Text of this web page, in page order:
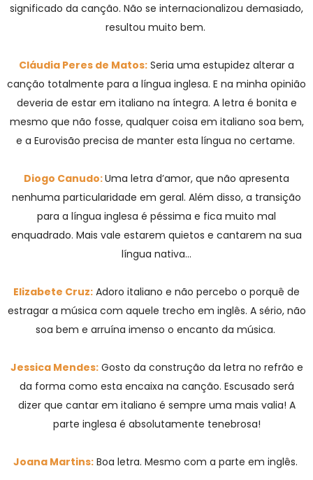
significado da canção. Não se internacionalizou demasiado,
resultou muito bem.
Cláudia Peres de Matos: Seria uma estupidez alterar a
canção totalmente para a língua inglesa. E na minha opinião
deveria de estar em italiano na íntegra. A letra é bonita e
mesmo que não fosse, qualquer coisa em italiano soa bem,
e a Eurovisão precisa de manter esta língua no certame.
Diogo Canudo:Uma letra d’amor, que não apresenta
nenhuma particularidade em geral. Além disso, a transição
para a língua inglesa é péssima e fica muito mal
enquadrado. Mais vale estarem quietos e cantarem na sua
língua nativa…
Elizabete Cruz: Adoro italiano e não percebo o porquê de
estragar a música com aquele trecho em inglês. A sério, não
soa bem e arruína imenso o encanto da música.
Jessica Mendes:Gosto da construção da letra no refrão e
da forma como esta encaixa na canção. Escusado será
dizer que cantar em italiano é sempre uma mais valia! A
parte inglesa é absolutamente tenebrosa!
Joana Martins:Boa letra. Mesmo com a parte em inglês.